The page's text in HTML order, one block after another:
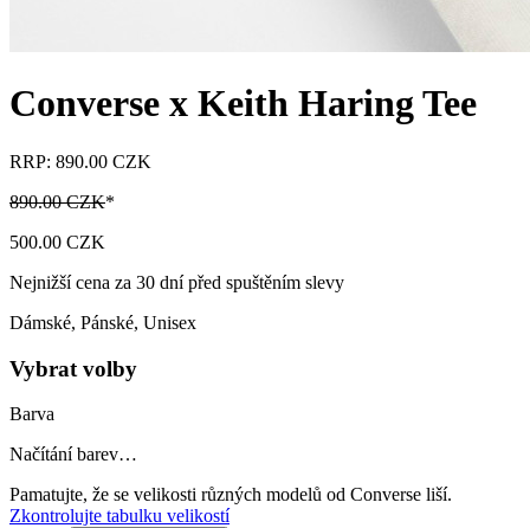
Converse x Keith Haring Tee
RRP: 890.00 CZK
890.00 CZK*
500.00 CZK
Nejnižší cena za 30 dní před spuštěním slevy
Dámské, Pánské, Unisex
Vybrat volby
Barva
Načítání barev…
Pamatujte, že se velikosti různých modelů od Converse liší.
Zkontrolujte tabulku velikostí